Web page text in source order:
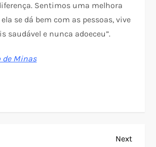
Sentimos uma melhora
se dá bem com as pessoas, vive
saudável e nunca adoeceu”.
de Minas
Next
Next